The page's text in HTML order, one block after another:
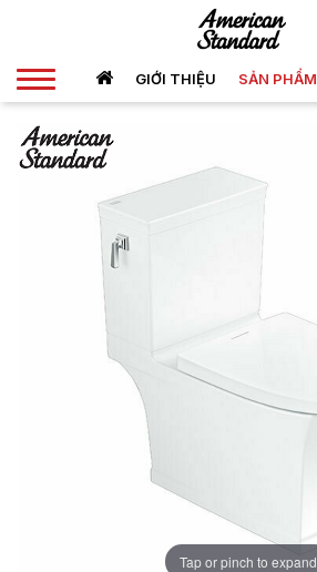
GIỚI THIỆU SẢN PHẨM
Tap or pinch to expand